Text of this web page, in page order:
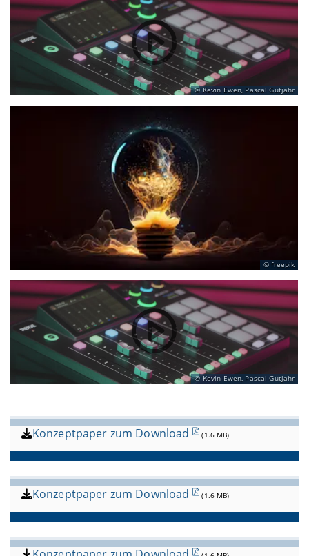
Kevin Ewen, Pascal Gutjahr
freepik
Kevin Ewen, Pascal Gutjahr
Konzeptpaper zum Download (1.6 MB)
Konzeptpaper zum Download (1.6 MB)